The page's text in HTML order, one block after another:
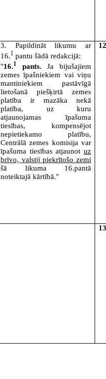
3. Papildināt likumu ar
16.1 pantu šādā redakcijā:
"16.1 pants. Ja bijušajiem
zemes īpašniekiem vai viņu
mantiniekiem pastāvīgā
lietošanā piešķirtā zemes
platība ir mazāka nekā
platība, uz kuru
atjaunojamas īpašuma
tiesības, kompensējot
nepietiekamo platību,
Centrālā zemes komisija var
īpašuma tiesības atjaunot uz
brīvo, valstij piekrītošo zemi
šā likuma 16.pantā
noteiktajā kārtībā."